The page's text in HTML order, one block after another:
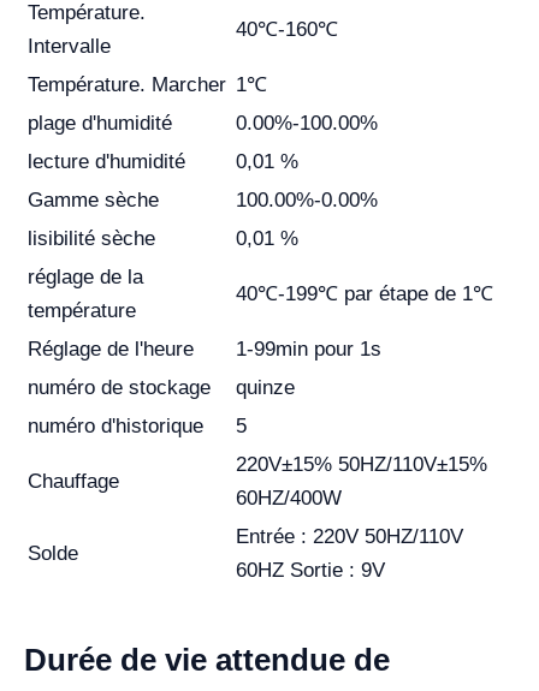
Température.
Intervalle
40℃-160℃
Température. Marcher 1℃
plage d'humidité
0.00%-100.00%
lecture d'humidité
0,01 %
Gamme sèche
100.00%-0.00%
lisibilité sèche
0,01 %
réglage de la
température
40℃-199℃ par étape de 1℃
Réglage de l'heure
1-99min pour 1s
numéro de stockage
quinze
numéro d'historique
5
Chauffage
220V±15% 50HZ/110V±15%
60HZ/400W
Solde
Entrée : 220V 50HZ/110V
60HZ Sortie : 9V
Durée de vie attendue de